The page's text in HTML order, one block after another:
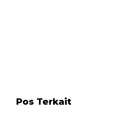
Pos Terkait